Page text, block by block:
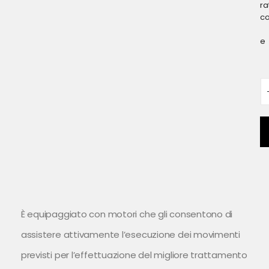
e
È equipaggiato con motori che gli consentono di
assistere attivamente l’esecuzione dei movimenti
previsti per l’effettuazione del migliore trattamento